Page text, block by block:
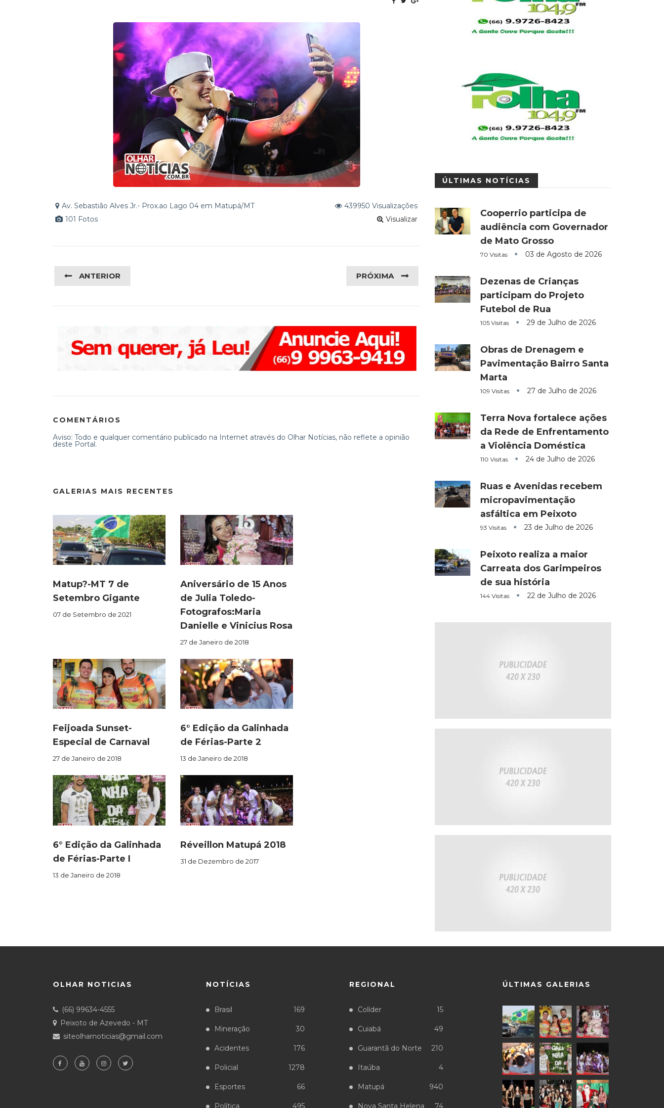
R$ 14 milhões garantidos para água tratada de União do Norte
Direito a quem tem Direito: Prefeito convoca aprovados em concurso no ano de 2024
Av. Sebastião Alves Jr.- Prox.ao Lago 04 em Matupá/MT
439950 Visualizações
101 Fotos
Visualizar
ANTERIOR PRÓXIMA
COMENTÁRIOS
Aviso: Todo e qualquer comentário publicado na Internet através do Olhar Notícias, não reflete a opinião
deste Portal.
GALERIAS MAIS RECENTES
Matup?-MT 7 de
Setembro Gigante
07 de Setembro de 2021
Aniversário de 15 Anos
de Julia Toledo-
Fotografos:Maria
Danielle e Vinicius Rosa
27 de Janeiro de 2018
Feijoada Sunset-
Especial de Carnaval
27 de Janeiro de 2018
6° Edição da Galinhada
de Férias-Parte 2
13 de Janeiro de 2018
6° Edição da Galinhada
de Férias-Parte I
13 de Janeiro de 2018
Réveillon Matupá 2018
31 de Dezembro de 2017
ÚLTIMAS NOTÍCIAS
Cooperrio participa de
audiência com Governador
de Mato Grosso
70 Visitas 03 de Agosto de 2026
Dezenas de Crianças
participam do Projeto
Futebol de Rua
105 Visitas 29 de Julho de 2026
Obras de Drenagem e
Pavimentação Bairro Santa
Marta
109 Visitas 27 de Julho de 2026
Terra Nova fortalece ações
da Rede de Enfrentamento
a Violência Doméstica
110 Visitas 24 de Julho de 2026
Ruas e Avenidas recebem
micropavimentação
asfáltica em Peixoto
93 Visitas 23 de Julho de 2026
Peixoto realiza a maior
Carreata dos Garimpeiros
de sua história
144 Visitas 22 de Julho de 2026
OLHAR NOTICIAS
(66) 99634-4555
Peixoto de Azevedo - MT
siteolharnoticias@gmail.com
NOTÍCIAS
Brasil 169
Mineração 30
Acidentes 176
Policial 1278
Esportes 66
REGIONAL
Colíder 15
Cuiabá 49
Guarantã do Norte 210
Itaúba 4
Matupá 940
ÚLTIMAS GALERIAS